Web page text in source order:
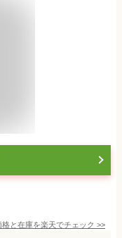
格と在庫を楽天でチェック >>